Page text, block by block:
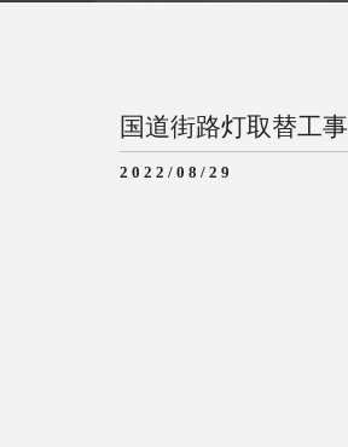
国道街路灯取替工事
2022/08/29